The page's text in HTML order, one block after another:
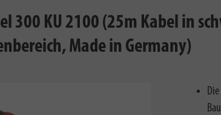
300 KU 2100 (25m Kabel in
Made in Germany)